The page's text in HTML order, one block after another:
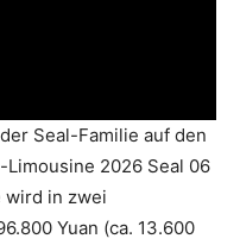
Seal-Familie auf den
2026 Seal 06
wird in zwei
Yuan (ca. 13.600